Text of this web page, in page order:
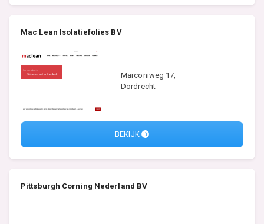
Mac Lean Isolatiefolies BV
Marconiweg 17,
Dordrecht
BEKIJK
Pittsburgh Corning Nederland BV